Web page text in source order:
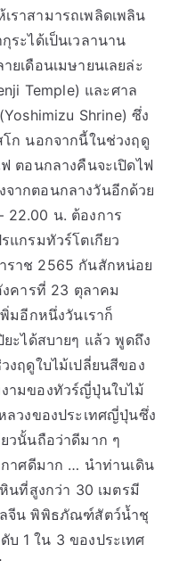
ราสามารถเพลิดเพลิน
ระได้เป็นเวลานาน
ยเดือนเมษายนเลยล่ะ
Temple) และศาล
Shrine) ซึ่ง
ก นอกจากนี้ในช่วงฤดู
ตอนกลางคืนจะเปิดไฟ
ากตอนกลางวันอีกด้วย
22.00 น. ต้องการ
กรมทัวร์โตเกียว
ราช 2565 กันสักหน่อย
คารที่ 23 ตุลาคม
มอีกหนึ่งวันเราก็
ยะได้สบายๆ แล้ว พูดถึง
งฤดูใบไม้เปลี่ยนสีของ
ามของทัวร์ญี่ปุ่นใบไม้
ลวงของประเทศญี่ปุ่นซึ่ง
วนั้นถือว่าดีมาก ๆ
าศดีมาก … นำท่านเดิน
นที่สูงกว่า 30 เมตรมี
ลจีน พิพิธภัณฑ์สัตว์น้ำชุ
1 ใน 3 ของประเทศ